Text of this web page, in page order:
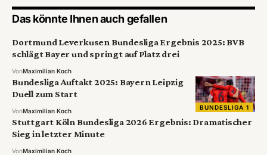
Das könnte Ihnen auch gefallen
Dortmund Leverkusen Bundesliga Ergebnis 2025: BVB
schlägt Bayer und springt auf Platz drei
VonMaximilian Koch
BUNDESLIGA 1
Bundesliga Auftakt 2025: Bayern Leipzig
Duell zum Start
VonMaximilian Koch
Stuttgart Köln Bundesliga 2026 Ergebnis: Dramatischer
Sieg in letzter Minute
VonMaximilian Koch